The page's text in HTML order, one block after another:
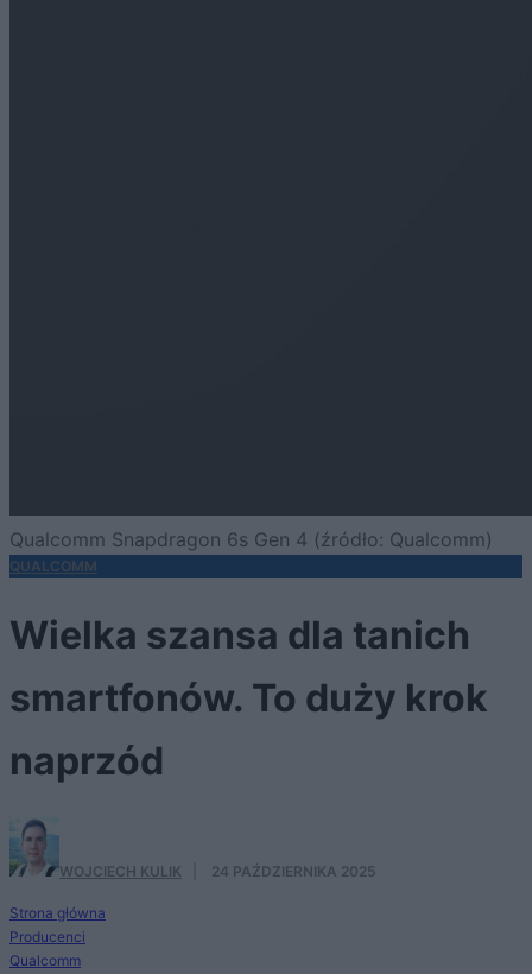
Qualcomm Snapdragon 6s Gen 4 (źródło: Qualcomm)
QUALCOMM
Wielka szansa dla tanich
smartfonów. To duży krok
naprzód
WOJCIECH KULIK 24 PAŹDZIERNIKA 2025
Strona główna
Producenci
Qualcomm